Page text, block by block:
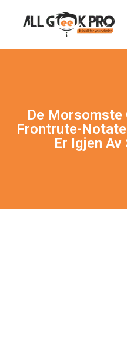
De Morsomste
Frontrute-
Er Igjen